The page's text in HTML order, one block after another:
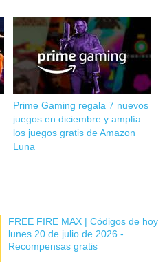
Prime Gaming regala 7 nuevos
juegos en diciembre y amplía
los juegos gratis de Amazon
Luna
FREE FIRE MAX | Códigos de hoy
lunes 20 de julio de 2026 -
Recompensas gratis